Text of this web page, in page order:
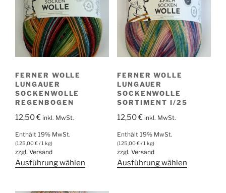
Die
Optionen
können
auf
der
Die
Optionen
können
auf
der
FERNER WOLLE
LUNGAUER
SOCKENWOLLE
REGENBOGEN
12,50€ inkl. MwSt.
Enthält 19% MwSt.
(125,00€/ 1 kg)
zzgl. Versand
Ausführung wählen
FERNER WOLLE
LUNGAUER
SOCKENWOLLE
SORTIMENT I/25
12,50€ inkl. MwSt.
Enthält 19% MwSt.
(125,00€/ 1 kg)
zzgl. Versand
Ausführung wählenDieses